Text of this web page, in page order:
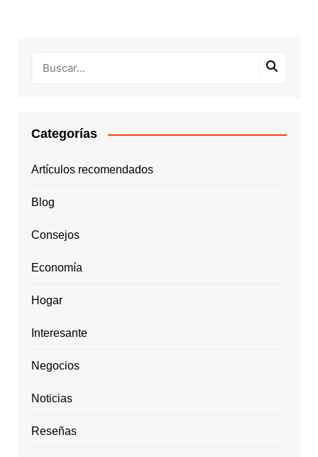
Categorías
Artículos recomendados
Blog
Consejos
Economía
Hogar
Interesante
Negocios
Noticias
Reseñas